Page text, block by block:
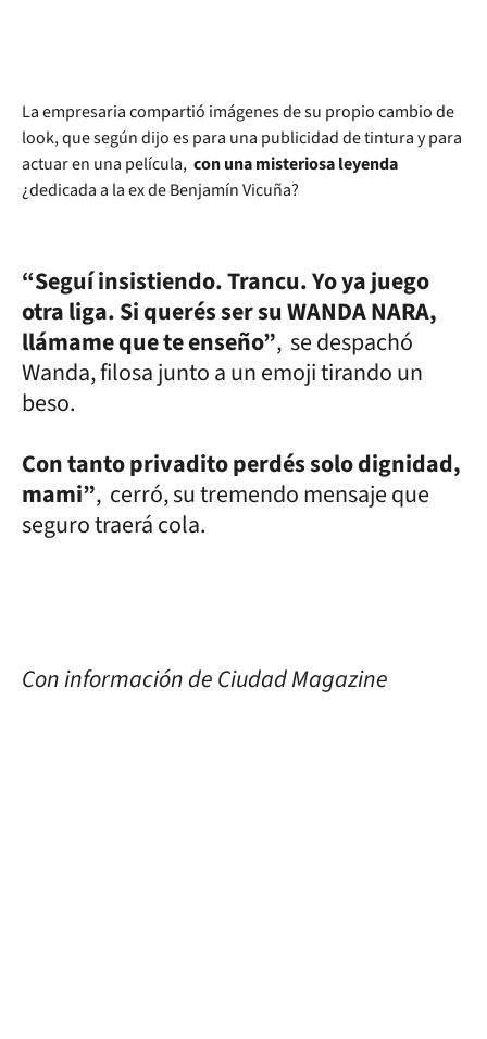
La empresaria compartió imágenes de su propio cambio de
look, que según dijo es para una publicidad de tintura y para
actuar en una película, con una misteriosa leyenda
¿dedicada a la ex de Benjamín Vicuña?
“Seguí insistiendo. Trancu. Yo ya juego
otra liga. Si querés ser su WANDA NARA,
llámame que te enseño”, se despachó
Wanda, filosa junto a un emoji tirando un
beso.
Con tanto privadito perdés solo dignidad,
mami”, cerró, su tremendo mensaje que
seguro traerá cola.
Con información de Ciudad Magazine